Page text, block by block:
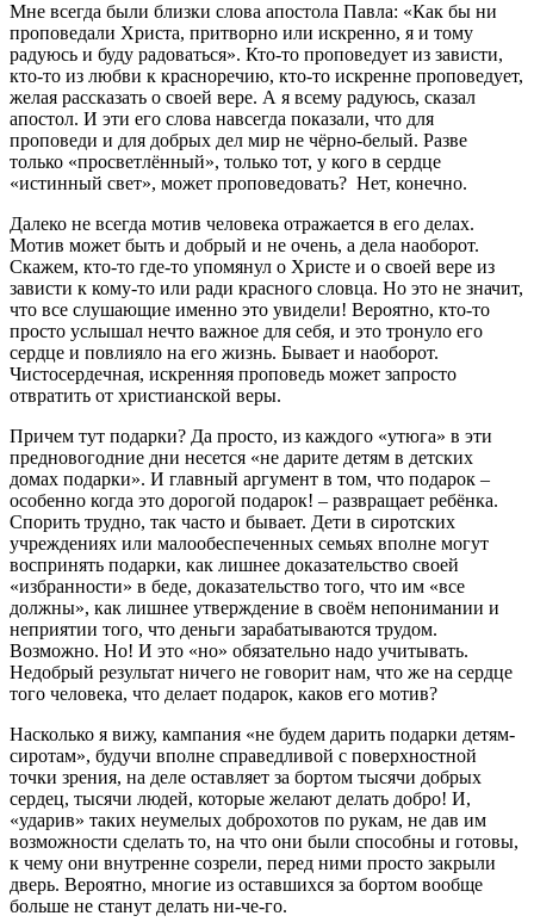
Мне всегда были близки слова апостола Павла: «Как бы ни
проповедали Христа, притворно или искренно, я и тому
радуюсь и буду радоваться». Кто-то проповедует из зависти,
кто-то из любви к красноречию, кто-то искренне проповедует,
желая рассказать о своей вере. А я всему радуюсь, сказал
апостол. И эти его слова навсегда показали, что для
проповеди и для добрых дел мир не чёрно-белый. Разве
только «просветлённый», только тот, у кого в сердце
«истинный свет», может проповедовать? Нет, конечно.
Далеко не всегда мотив человека отражается в его делах.
Мотив может быть и добрый и не очень, а дела наоборот.
Скажем, кто-то где-то упомянул о Христе и о своей вере из
зависти к кому-то или ради красного словца. Но это не значит,
что все слушающие именно это увидели! Вероятно, кто-то
просто услышал нечто важное для себя, и это тронуло его
сердце и повлияло на его жизнь. Бывает и наоборот.
Чистосердечная, искренняя проповедь может запросто
отвратить от христианской веры.
Причем тут подарки? Да просто, из каждого «утюга» в эти
предновогодние дни несется «не дарите детям в детских
домах подарки». И главный аргумент в том, что подарок –
особенно когда это дорогой подарок! – развращает ребёнка.
Спорить трудно, так часто и бывает. Дети в сиротских
учреждениях или малообеспеченных семьях вполне могут
воспринять подарки, как лишнее доказательство своей
«избранности» в беде, доказательство того, что им «все
должны», как лишнее утверждение в своём непонимании и
неприятии того, что деньги зарабатываются трудом.
Возможно. Но! И это «но» обязательно надо учитывать.
Недобрый результат ничего не говорит нам, что же на сердце
того человека, что делает подарок, каков его мотив?
Насколько я вижу, кампания «не будем дарить подарки детям-
сиротам», будучи вполне справедливой с поверхностной
точки зрения, на деле оставляет за бортом тысячи добрых
сердец, тысячи людей, которые желают делать добро! И,
«ударив» таких неумелых доброхотов по рукам, не дав им
возможности сделать то, на что они были способны и готовы,
к чему они внутренне созрели, перед ними просто закрыли
дверь. Вероятно, многие из оставшихся за бортом вообще
больше не станут делать ни-че-го.